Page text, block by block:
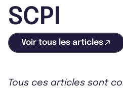
SCPI
Voir tous les articles
Tous ces articles sont